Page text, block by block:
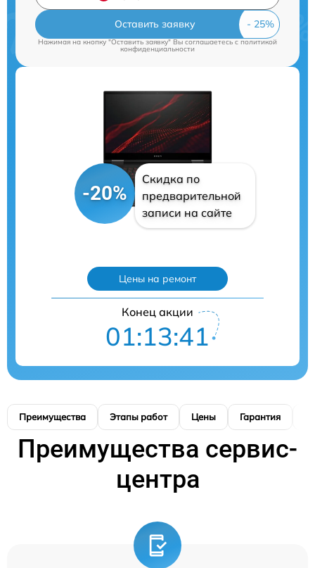
Оставить заявку
Нажимая на кнопку "Оставить заявку" Вы соглашаетесь cполитикой
конфиденциальности
-20%
Скидка по
предварительной
записи на сайте
Цены на ремонт
Конец акции
01:13:40
Преимущества Этапы работ Цены Гарантия
Преимущества сервис-
центра